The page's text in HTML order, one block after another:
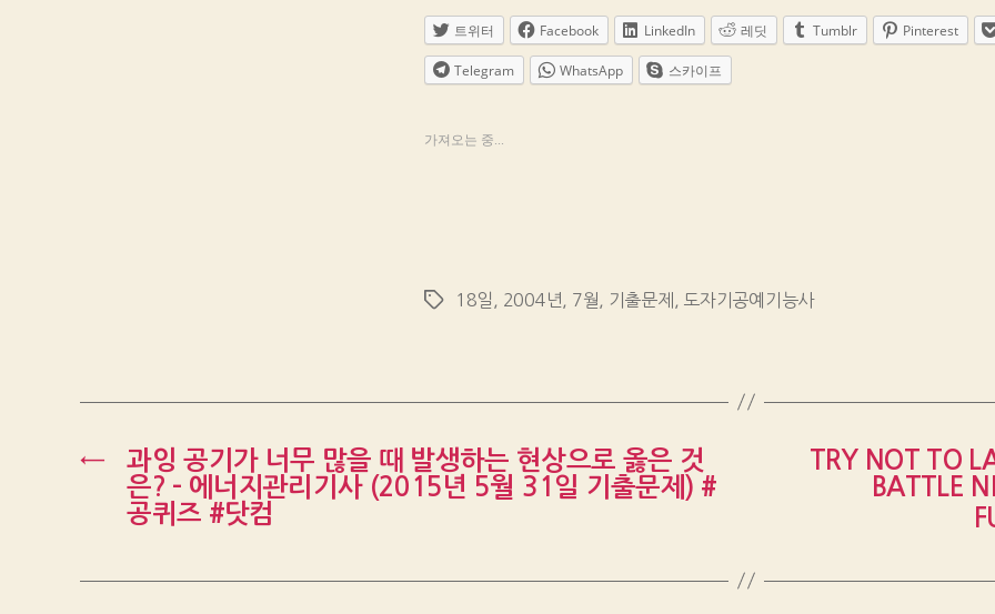
트위터 Facebook LinkedIn 레딧 Tumblr Pinterest
Telegram WhatsApp 스카이프
가져오는 중...
Tags18일 2004년 7월 기출문제 도자기공예기능사
←
과잉 공기가 너무 많을 때 발생하는 현상으로 옳은 것
은? – 에너지관리기사 (2015년 5월 31일 기출문제) #
공퀴즈 #닷컴
TRY NOT TO
BATTLE